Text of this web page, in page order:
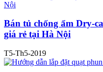
Bán tủ chống ẩm Dry-
giá rẻ tại Hà Nội
T5-Th5-2019